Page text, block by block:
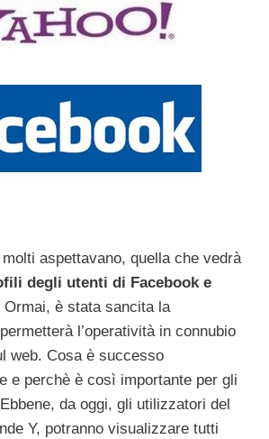
aspettavano, quella che vedrà
degli utenti di Facebook e
Ormai, è stata sancita la
l’operatività in connubio
web. Cosa è successo
e perchè è così importante per gli
da oggi, gli utilizzatori del
Y, potranno visualizzare tutti